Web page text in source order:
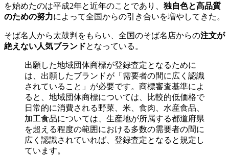
を始めたのは平成2年と近年のことであり、 独自色と高品質
のための努力によって全国からの引き合いを増やしてきた。
そば名人から太鼓判をもらい、全国のそば名店からの注文が
絶えない人気ブランドとなっている。
出願した地域団体商標が登録査定となるために
は、出願したブランドが「需要者の間に広く認識
されていること」が必要です。商標審査基準によ
ると、地域団体商標については、比較的低価格で
日常的に消費される野菜、米、食肉、水産食品、
加工食品については、生産地が所属する都道府県
を超える程度の範囲における多数の需要者の間に
広く認識されていれば、登録査定となると規定し
ています。